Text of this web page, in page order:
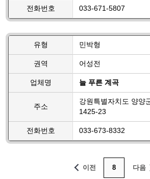
전화번호 033-671-5807
유형 민박형
권역 어성전
업체명 늘 푸른 계곡
주소
강원특별자치도 양양
1425-23
전화번호 033-673-8332
이전 8 다음